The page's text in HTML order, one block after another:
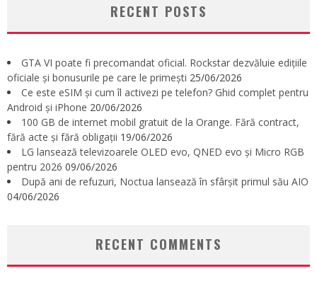
RECENT POSTS
GTA VI poate fi precomandat oficial. Rockstar dezvăluie edițiile
oficiale și bonusurile pe care le primești 25/06/2026
Ce este eSIM și cum îl activezi pe telefon? Ghid complet pentru
Android și iPhone 20/06/2026
100 GB de internet mobil gratuit de la Orange. Fără contract,
fără acte și fără obligații 19/06/2026
LG lansează televizoarele OLED evo, QNED evo și Micro RGB
pentru 2026 09/06/2026
După ani de refuzuri, Noctua lansează în sfârșit primul său AIO
04/06/2026
RECENT COMMENTS